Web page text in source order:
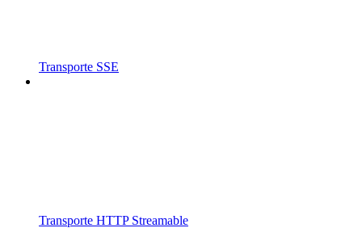
Transporte SSE
Transporte HTTP Streamable